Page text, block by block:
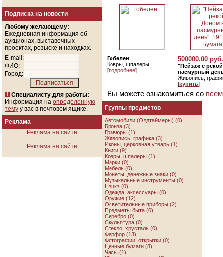
Подписка на новости
Любому желающему:
Ежедневная информация об
аукционах, выставочных
проектах, розыске и находках.
E-mail:
ФИО:
Город:
Специалисту для работы:
Информация на определенную
тему у вас в почтовом ящике.
Реклама
Реклама на сайте
Реклама на сайте
Гобелен
Ковры, шпалеры
[подробнее]
500000.00 руб.
"Пейзаж с
пасмурный
Живопись,
[купить]
Вы можете ознакомиться со
Группы предметов
Автомобили (Олдтаймеры) (0)
Бронза (3)
Гравюры (1)
Живопись, графика (3)
Иконы, церковная утварь (1)
Книги (9)
Ковры, шпалеры (1)
Марки (0)
Мебель (0)
Монеты, денежные знаки (0)
Музыкальные инструменты (0)
Нэцкэ (0)
Одежда, аксессуары (0)
Оружие (12)
Осветительные приборы (2)
Предметы быта (0)
Серебро (0)
Скульптура (0)
Стекло, хрусталь (0)
Фарфор (13)
Фотографии, открытки (0)
Ценные бумаги (8)
Часы (1)